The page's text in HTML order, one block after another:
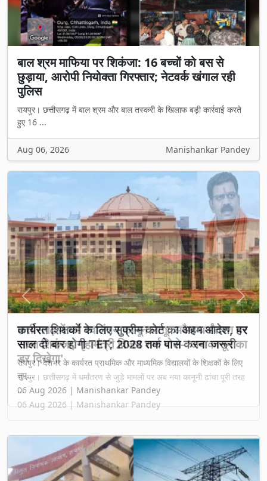
बाल श्रम माफिया पर शिकंजा: 16 बच्चों को बस से
छुड़ाया, आरोपी नियोक्ता गिरफ्तार; नेटवर्क खंगाल रही
पुलिस
रायपुर। छत्तीसगढ़ में बाल श्रम और बाल तस्करी के खिलाफ बड़ी कार्रवाई करते
हुए 16 ...
Aug 06, 2026 Manishankar Pandey
छत्तीसगढ़ में धर्म स्वातंत्र्य कानून लागू: अवैध धर्मांतरण पर
सख्त शिकंजा, गृह मंत्री विजय शर्मा बोले- 'अब कानून का
डर दिखेगा'
रायपुर। छत्तीसगढ़ में धर्मांतरण से जुड़े मामलों पर अब नया कानूनी ढांचा पूरी तरह
...
06 Aug 2026 | Manishankar Pandey
Previous Next